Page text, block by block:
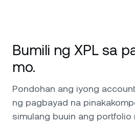
Bumili ng XPL sa
mo.
Pondohan ang iyong
ng pagbayad na
simulang buuin ang portfolio